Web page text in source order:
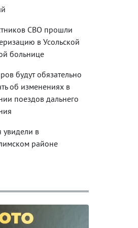
СВО прошли
в Усольской
больнице
будут обязательно
об изменениях в
поездов дальнего
в
районе